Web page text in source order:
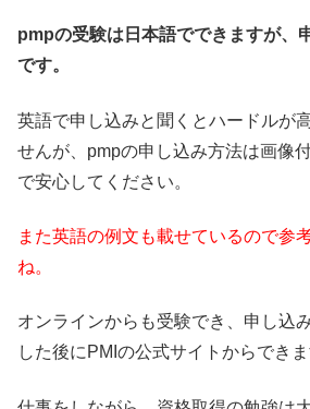
pmpの受験は日本語でできますが、
です。
英語で申し込みと聞くとハードルが
せんが、pmpの申し込み方法は画像
で安心してください。
また英語の例文も載せているので参
ね。
オンラインからも受験でき、申し込
した後にPMIの公式サイトからできま